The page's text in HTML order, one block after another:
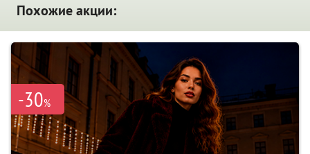
Похожие акции:
-30%